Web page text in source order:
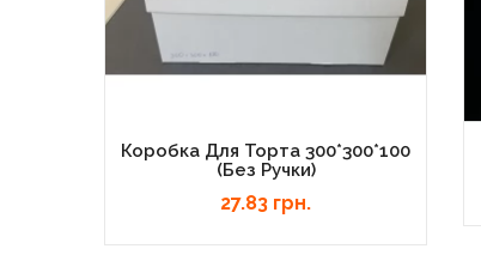
Коробка Для Торта 300*300*100
(без Ручки)
27.83 грн.